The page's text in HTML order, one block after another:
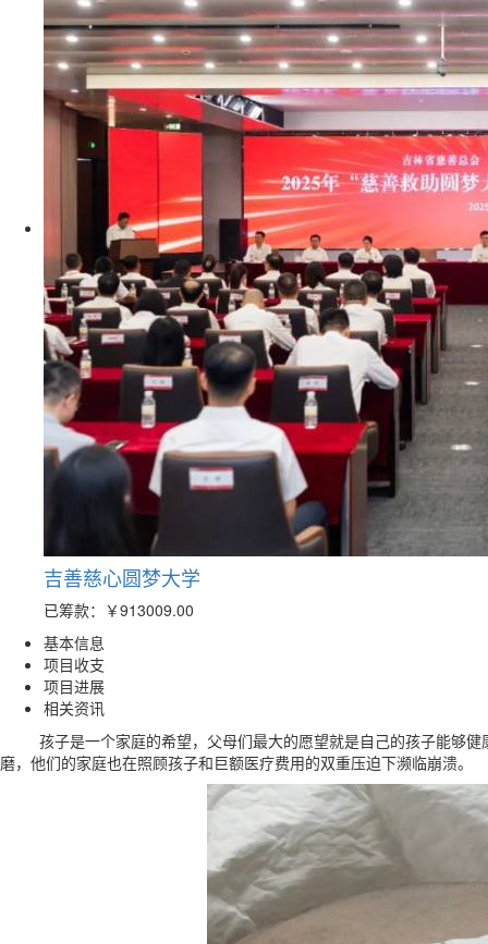
吉善慈心圆梦大学
已筹款： ￥913009.00
基本信息
项目收支
项目进展
相关资讯
孩子是一个家庭的希望，父母们最大的愿望就是自己的孩子能够健
磨，他们的家庭也在照顾孩子和巨额医疗费用的双重压迫下濒临崩溃。